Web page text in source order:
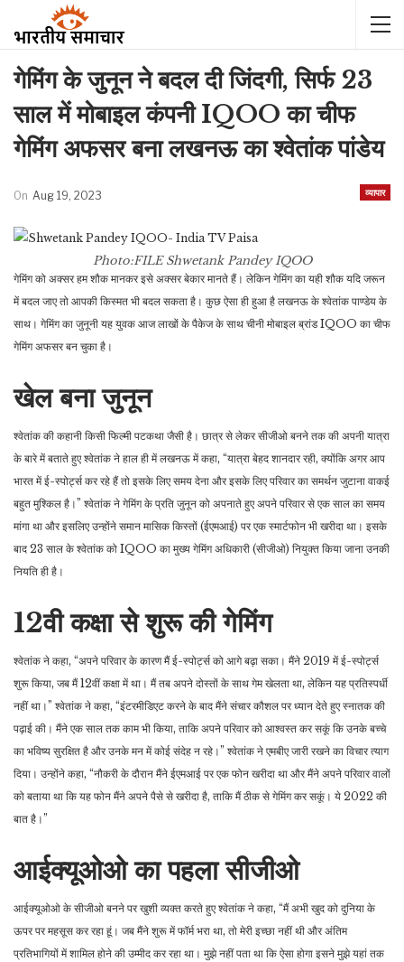
गेमिंग के जुनून ने बदल दी जिंदगी, सिर्फ 23
साल में मोबाइल कंपनी IQOO का चीफ
गेमिंग अफसर बना लखनऊ का श्वेतांक पांडेय
व्यापार
On Aug 19, 2023
Photo:FILEShwetank Pandey IQOO
गेमिंग को अक्सर हम शौक मानकर इसे अक्सर बेकार मानते हैं। लेकिन गेमिंग का यही शौक यदि जरून
में बदल जाए तो आपकी किस्मत भी बदल सकता है। कुछ ऐसा ही हुआ है लखनऊ के श्वेतांक पाण्डेय के
साथ। गेमिंग का जुनूनी यह युवक आज लाखों के पैकेज के साथ चीनी मोबाइल ब्रांड IQOO का चीफ
गेमिंग अफसर बन चुका है।
खेल बना जुनून
श्वेतांक की कहानी किसी फिल्मी पटकथा जैसी है। छात्र से लेकर सीजीओ बनने तक की अपनी यात्रा
के बारे में बताते हुए श्वेतांक ने हाल ही में लखनऊ में कहा, “यात्रा बेहद शानदार रही, क्योंकि अगर आप
भारत में ई-स्पोर्ट्स कर रहे हैं तो इसके लिए समय देना और इसके लिए परिवार का समर्थन जुटाना वाकई
बहुत मुश्किल है।” श्वेतांक ने गेमिंग के प्रति जुनून को अपनाते हुए अपने परिवार से एक साल का समय
मांगा था और इसलिए उन्होंने समान मासिक किस्तों (ईएमआई) पर एक स्मार्टफोन भी खरीदा था। इसके
बाद 23 साल के श्वेतांक को IQOO का मुख्य गेमिंग अधिकारी (सीजीओ) नियुक्त किया जाना उनकी
नियति ही है।
12वी कक्षा से शुरू की गेमिंग
श्वेतांक ने कहा, “अपने परिवार के कारण मैं ई-स्पोर्ट्स को आगे बढ़ा सका। मैंने 2019 में ई-स्पोर्ट्स
शुरू किया, जब मैं 12वीं कक्षा में था। मैं तब अपने दोस्तों के साथ गेम खेलता था, लेकिन यह प्रतिस्पर्धी
नहीं था।” श्वेतांक ने कहा, “इंटरमीडिएट करने के बाद मैंने संचार कौशल पर ध्यान देते हुए स्नातक की
पढ़ाई की। मैंने एक साल तक काम भी किया, ताकि अपने परिवार को आश्वस्त कर सकूं कि उनके बच्चे
का भविष्य सुरक्षित है और उनके मन में कोई संदेह न रहे।” श्वेतांक ने एमबीए जारी रखने का विचार त्याग
दिया। उन्होंने कहा, “नौकरी के दौरान मैंने ईएमआई पर एक फोन खरीदा था और मैंने अपने परिवार वालों
को बताया था कि यह फोन मैंने अपने पैसे से खरीदा है, ताकि मैं ठीक से गेमिंग कर सकूं। ये 2022 की
बात है।”
आईक्यूओओ का पहला सीजीओ
आईक्यूओओ के सीजीओ बनने पर खुशी व्यक्त करते हुए श्वेतांक ने कहा, “मैं अभी खुद को दुनिया के
ऊपर पर महसूस कर रहा हूं। जब मैंने शुरू में फॉर्म भरा था, तो मेरी इच्छा नहीं थी और अंतिम
प्रतिभागियों में शामिल होने की उम्मीद कर रहा था। मुझे नहीं पता था कि ऐसा होगा इसने मुझे यहां तक